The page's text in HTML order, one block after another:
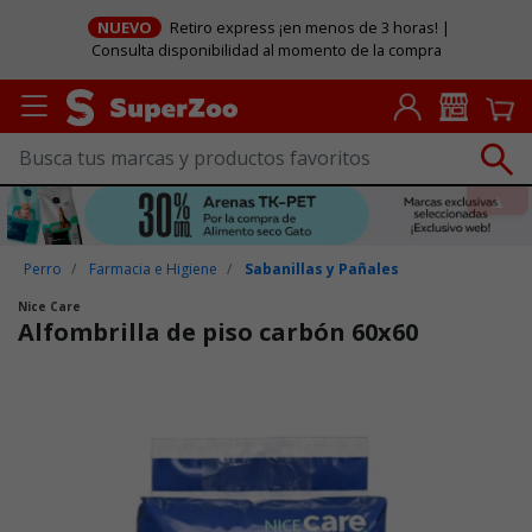
NUEVO
Retiro express ¡en menos de 3 horas! |
Consulta disponibilidad al momento de la compra
Perro Farmacia e Higiene Sabanillas y Pañales
Nice Care
Alfombrilla de piso carbón 60x60